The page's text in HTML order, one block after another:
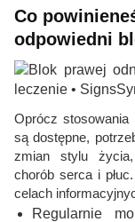
Co
odpowiedni
Oprócz stosowania
są dostępne,
zmian stylu
chorób serca i
celach
Regularnie